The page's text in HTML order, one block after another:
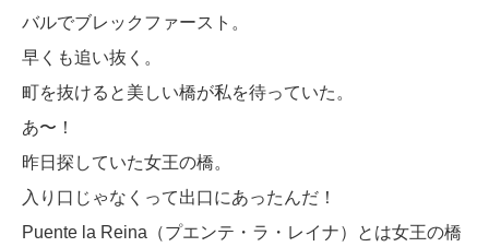
バルでブレックファースト。
早くも追い抜く。
町を抜けると美しい橋が私を待っていた。
あ〜！
昨日探していた女王の橋。
入り口じゃなくって出口にあったんだ！
Puente la Reina（プエンテ・ラ・レイナ）とは女王の橋